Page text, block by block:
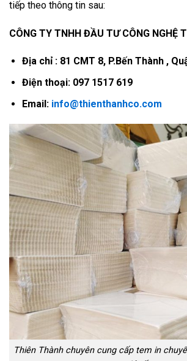
tiếp theo thông tin sau:
CÔNG TY TNHH ĐẦU TƯ CÔNG NGHỆ
Địa chỉ : 81 CMT 8, P.Bến Thành ,
Điện thoại: 097 1517 619
Email: info@thienthanhco.com
Thiên Thành chuyên cung cấp tem in